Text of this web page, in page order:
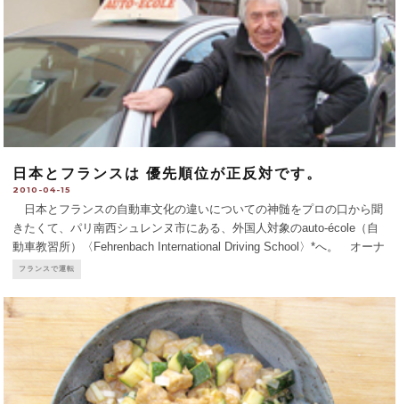
日本とフランスは 優先順位が正反対です。
2010-04-15
日本とフランスの自動車文化の違いについての神髄をプロの口から聞
きたくて、パリ南西シュレンヌ市にある、外国人対象のauto-école（自
動車教習所）〈Fehrenbach International Driving School〉*へ。 オーナ
ーのフェーレンバックさんは、1970年にこの地でauto-&
フランスで運転